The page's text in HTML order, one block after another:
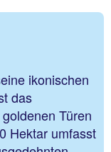
ikonischen
das
Türen
Hektar umfasst